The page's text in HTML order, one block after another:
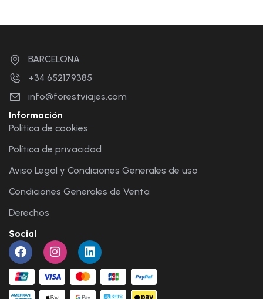
BARCELONA
+34 652179385
info@forestviajes.com
Información
Política de cookies
Política de privacidad
Aviso Legal y Condiciones Generales de uso
Condiciones Generales de Venta
Derechos
Social